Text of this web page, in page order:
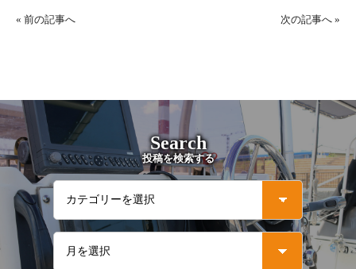
« 前の記事へ 次の記事へ »
Search
投稿を検索する